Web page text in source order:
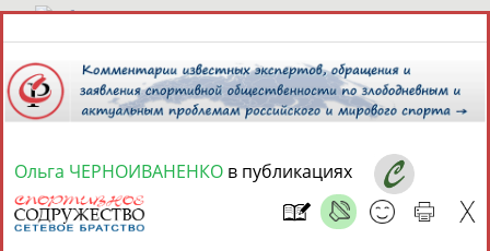
8 августа 2026 года,05:26
Найдено: 13181 Расширенный поиск
Ольга ЧЕРНОИВАНЕНКО в публикациях